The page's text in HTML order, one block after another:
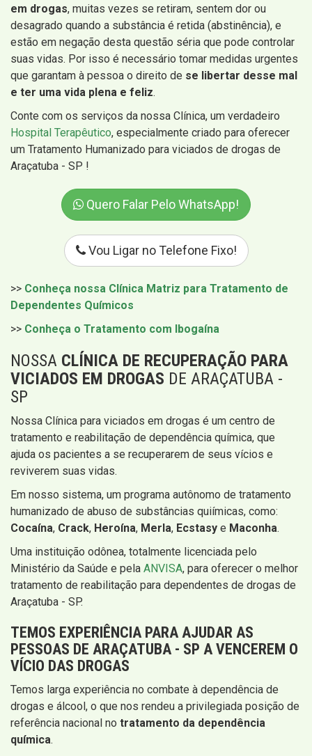
em drogas, muitas vezes se retiram, sentem dor ou
desagrado quando a substância é retida (abstinência), e
estão em negação desta questão séria que pode controlar
suas vidas. Por isso é necessário tomar medidas urgentes
que garantam à pessoa o direito de se libertar desse mal
e ter uma vida plena e feliz.
Conte com os serviços da nossa Clínica, um verdadeiro
Hospital Terapêutico, especialmente criado para oferecer
um Tratamento Humanizado para viciados de drogas de
Araçatuba - SP !
Quero Falar Pelo WhatsApp!
Vou Ligar no Telefone Fixo!
>> Conheça nossa Clínica Matriz para Tratamento de
Dependentes Químicos
>> Conheça o Tratamento com Ibogaína
NOSSA CLÍNICA DE RECUPERAÇÃO PARA
VICIADOS EM DROGAS DE ARAÇATUBA -
SP
Nossa Clínica para viciados em drogas é um centro de
tratamento e reabilitação de dependência química, que
ajuda os pacientes a se recuperarem de seus vícios e
reviverem suas vidas.
Em nosso sistema, um programa autônomo de tratamento
humanizado de abuso de substâncias quiímicas, como:
Cocaína, Crack, Heroína, Merla, Ecstasy e Maconha.
Uma instituição odônea, totalmente licenciada pelo
Ministério da Saúde e pela ANVISA, para oferecer o melhor
tratamento de reabilitação para dependentes de drogas de
Araçatuba - SP.
TEMOS EXPERIÊNCIA PARA AJUDAR AS
PESSOAS DE ARAÇATUBA - SP A VENCEREM O
VÍCIO DAS DROGAS
Temos larga experiência no combate à dependência de
drogas e álcool, o que nos rendeu a privilegiada posição de
referência nacional no tratamento da dependência
química.